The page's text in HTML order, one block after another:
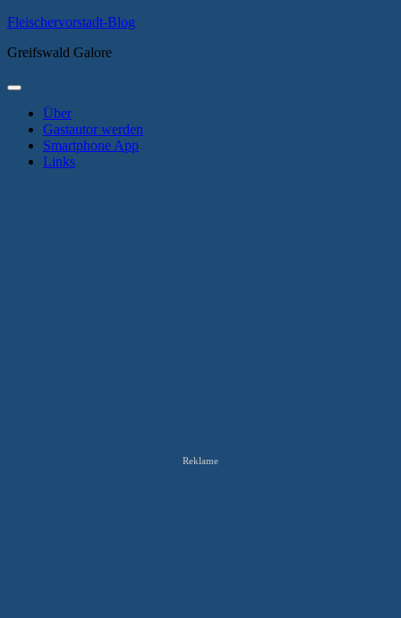
Zum
springen
Fleischervorstadt-Blog
Greifswald Galore
Primäres
Über
Gastautor werden
Smartphone App
Links
Reklame